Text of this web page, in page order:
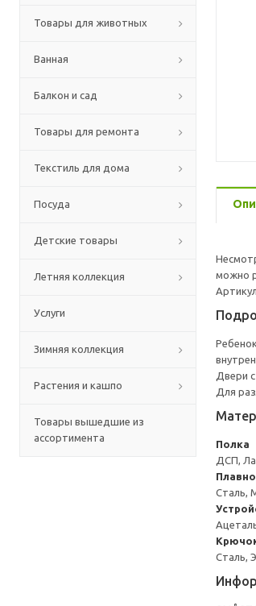
Товары для животных
Ванная
Балкон и сад
Товары для ремонта
Текстиль для дома
Посуда
Детские товары
Летняя коллекция
Услуги
Зимняя коллекция
Растения и кашпо
Товары вышедшие из
ассортимента
можно
Двери
Для
Полка
ДСП,
Сталь,
Сталь,